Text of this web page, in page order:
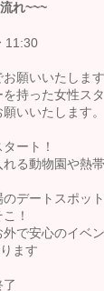
れ~~~
11:30
願いいたします
を持った女性ス
いいたします。
ート！
れる動物園や熱
デートスポッ
！
外で安心のイベ
ます
了